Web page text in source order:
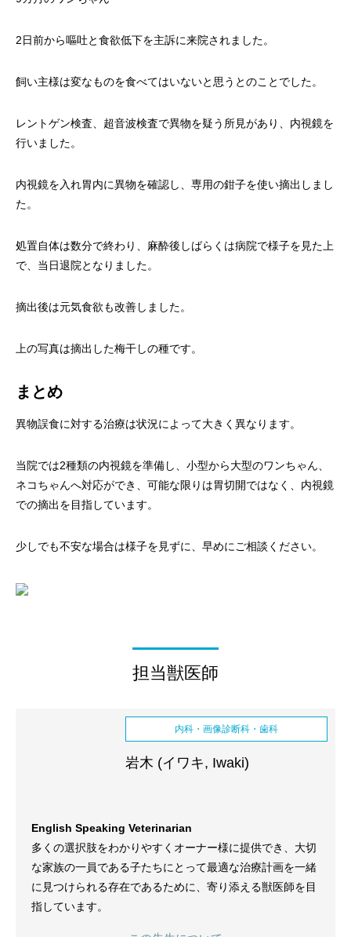
2日前から嘔吐と食欲低下を主訴に来院されました。
飼い主様は変なものを食べてはいないと思うとのことでした。
レントゲン検査、超音波検査で異物を疑う所見があり、内視鏡を
行いました。
内視鏡を入れ胃内に異物を確認し、専用の鉗子を使い摘出しまし
た。
処置自体は数分で終わり、麻酔後しばらくは病院で様子を見た上
で、当日退院となりました。
摘出後は元気食欲も改善しました。
上の写真は摘出した梅干しの種です。
まとめ
異物誤食に対する治療は状況によって大きく異なります。
当院では2種類の内視鏡を準備し、小型から大型のワンちゃん、
ネコちゃんへ対応ができ、可能な限りは胃切開ではなく、内視鏡
での摘出を目指しています。
少しでも不安な場合は様子を見ずに、早めにご相談ください。
担当獣医師
内科・画像診断科・歯科
岩木 (イワキ, Iwaki)
English Speaking Veterinarian
多くの選択肢をわかりやすくオーナー様に提供でき、大切
な家族の一員である子たちにとって最適な治療計画を一緒
に見つけられる存在であるために、寄り添える獣医師を目
指しています。